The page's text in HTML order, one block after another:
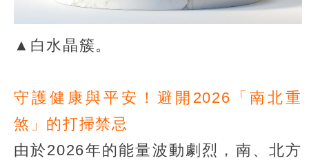
▲白水晶簇。
守護健康與平安！避開2026「南北重
煞」的打掃禁忌
由於2026年的能量波動劇烈，南、北方